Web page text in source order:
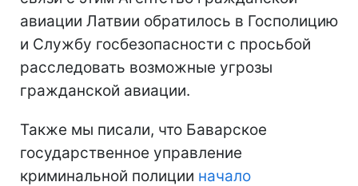
авиации Латвии обратилось в Госполицию
и Службу госбезопасности с просьбой
расследовать возможные угрозы
гражданской авиации.
Также мы писали, что Баварское
государственное управление
криминальной полиции начало